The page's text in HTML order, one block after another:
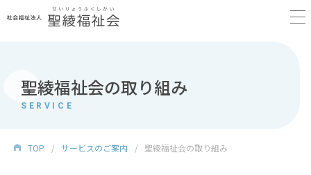
聖綾福祉会の取り組み
SERVICE
TOP サービスのご案内 聖綾福祉会の取り組み